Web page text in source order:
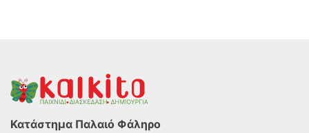
Κατάστημα Παλαιό Φάληρο